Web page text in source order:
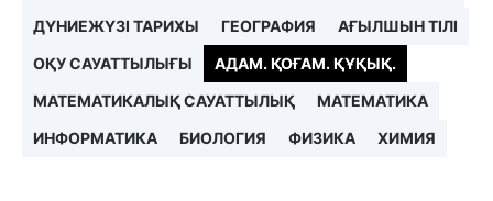
ДҮНИЕЖҮЗІ ТАРИХЫ
ГЕОГРАФИЯ
АҒЫЛШЫН ТІЛІ
ОҚУ САУАТТЫЛЫҒЫ
АДАМ. ҚОҒАМ. ҚҰҚЫҚ.
МАТЕМАТИКАЛЫҚ САУАТТЫЛЫҚ
МАТЕМАТИКА
ИНФОРМАТИКА
БИОЛОГИЯ ФИЗИКА ХИМИЯ